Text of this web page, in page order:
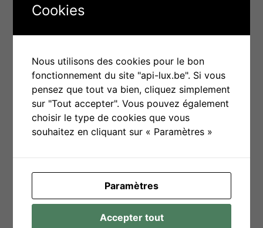
fait un choix (positif ou négatif) et en
Un personnage décide de ne pas
conséquence, il perd un objet
précieux.
Un autre personnage choisit de
ne pas aller à son travail et finit
par être renvoyé, sans salaire à la
fin du mois.
conséquences ils imaginent.
concrets grâce à des situations réalistes.
Cookies
Nous utilisons des cookies pour le bon
fonctionnement du site "api-lux.be". Si vous
pensez que tout va bien, cliquez simplement
sur "Tout accepter". Vous pouvez également
choisir le type de cookies que vous
souhaitez en cliquant sur « Paramètres »
Paramètres
Accepter tout